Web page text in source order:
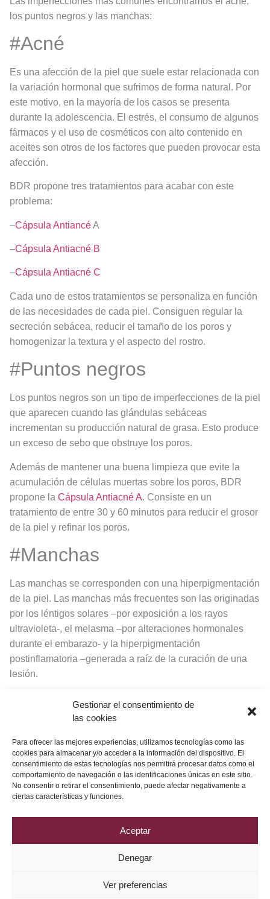
Gestionar el consentimiento de
las cookies
Para ofrecer las mejores experiencias, utilizamos tecnologías como las
cookies para almacenar y/o acceder a la información del dispositivo. El
consentimiento de estas tecnologías nos permitirá procesar datos como el
comportamiento de navegación o las identificaciones únicas en este sitio.
No consentir o retirar el consentimiento, puede afectar negativamente a
ciertas características y funciones.
Aceptar
Denegar
Ver preferencias
los puntos negros y las manchas:
#Acné
Es una afección de la piel que suele estar relacionada con
la variación hormonal que sufrimos de forma natural. Por
este motivo, en la mayoría de los casos se presenta
durante la adolescencia. El estrés, el consumo de algunos
fármacos y el uso de cosméticos con alto contenido en
aceites son otros de los factores que pueden provocar esta
afección.
BDR propone tres tratamientos para acabar con este
problema:
–Cápsula AntiancéA
–Cápsula Antiacné B
–Cápsula Antiacné C
Cada uno de estos tratamientos se personaliza en función
de las necesidades de cada piel. Consiguen regular la
secreción sebácea, reducir el tamaño de los poros y
homogenizar la textura y el aspecto del rostro.
#Puntos negros
Los puntos negros son un tipo de imperfecciones de la piel
que aparecen cuando las glándulas sebáceas
incrementan su producción natural de grasa. Esto produce
un exceso de sebo que obstruye los poros.
Además de mantener una buena limpieza que evite la
acumulación de células muertas sobre los poros, BDR
propone la Cápsula Antiacné A. Consiste en un
tratamiento de entre 30 y 60 minutos para reducir el grosor
de la piel y refinar los poros.
#Manchas
Las manchas se corresponden con una hiperpigmentación
de la piel. Las manchas más frecuentes son las originadas
por los léntigos solares –por exposición a los rayos
ultravioleta-, el melasma –por alteraciones hormonales
durante el embarazo- y la hiperpigmentación
postinflamatoria –generada a raíz de la curación de una
lesión.
lo ideal es realizar la Cápsula Imperfecciones. Asimismo,
del exfolianteRe-Actiony, una vez por semana,Re-Action
Natural.
2026 © Grupo DRV Phytolab
Aviso Legal Política de Cookies